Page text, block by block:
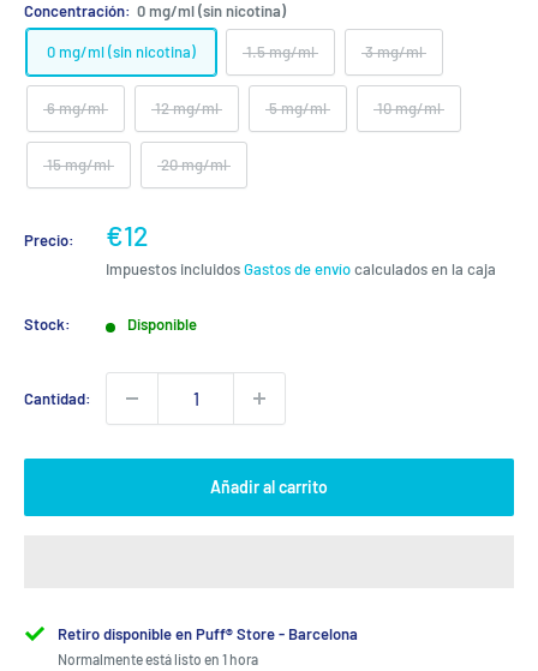
Concentración: 0 mg/ml (sin nicotina)
0 mg/ml (sin nicotina) 1.5 mg/ml 3 mg/ml
6 mg/ml 12 mg/ml 5 mg/ml 10 mg/ml
15 mg/ml 20 mg/ml
Precio:
Precio
de
venta
€12
Impuestos incluidosGastos de envíocalculados en la caja
Stock: Disponible
Cantidad:
Añadir al carrito
Retiro disponible en Puff® Store - Barcelona
Normalmente está listo en 1 hora